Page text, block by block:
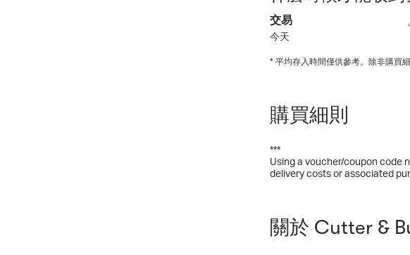
交易
今天
* 平均存入時間僅供參考。除非購買
購買細則
***
Using a voucher/coupon code
delivery costs or associated
關於 Cutter &